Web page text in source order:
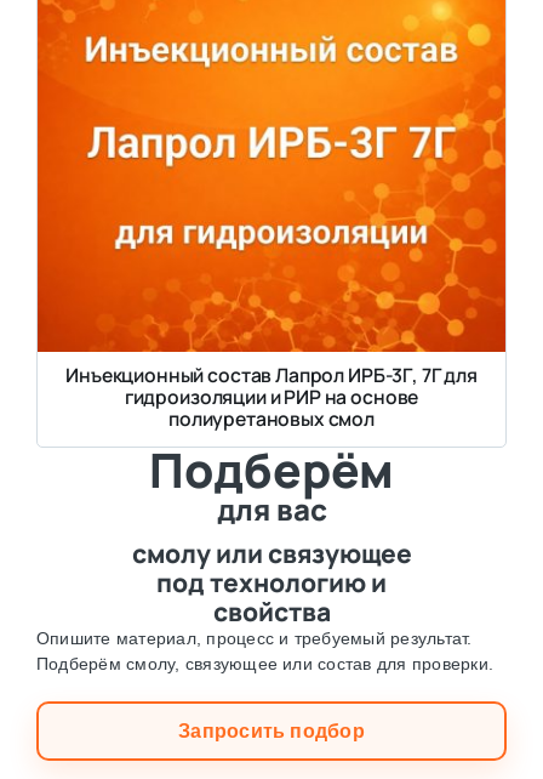
Инъекционный состав Лапрол ИРБ-3Г, 7Г для
гидроизоляции и РИР на основе
полиуретановых смол
Подберём
для вас
смолу или связующее
под технологию и
свойства
Опишите материал, процесс и требуемый результат.
Подберём смолу, связующее или состав для проверки.
Запросить подбор